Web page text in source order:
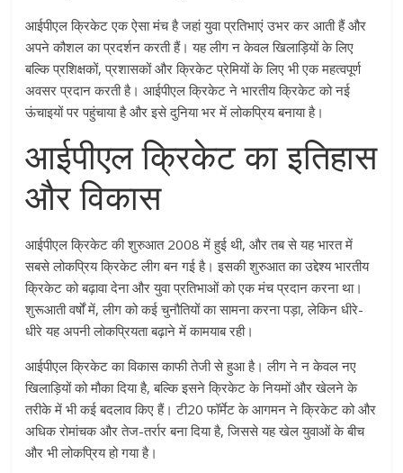
आईपीएल क्रिकेट एक ऐसा मंच है जहां युवा प्रतिभाएं उभर कर आती हैं और
अपने कौशल का प्रदर्शन करती हैं। यह लीग न केवल खिलाड़ियों के लिए
बल्कि प्रशिक्षकों, प्रशासकों और क्रिकेट प्रेमियों के लिए भी एक महत्वपूर्ण
अवसर प्रदान करती है। आईपीएल क्रिकेट ने भारतीय क्रिकेट को नई
ऊंचाइयों पर पहुंचाया है और इसे दुनिया भर में लोकप्रिय बनाया है।
आईपीएल क्रिकेट का इतिहास
और विकास
आईपीएल क्रिकेट की शुरुआत 2008 में हुई थी, और तब से यह भारत में
सबसे लोकप्रिय क्रिकेट लीग बन गई है। इसकी शुरुआत का उद्देश्य भारतीय
क्रिकेट को बढ़ावा देना और युवा प्रतिभाओं को एक मंच प्रदान करना था।
शुरूआती वर्षों में, लीग को कई चुनौतियों का सामना करना पड़ा, लेकिन धीरे-
धीरे यह अपनी लोकप्रियता बढ़ाने में कामयाब रही।
आईपीएल क्रिकेट का विकास काफी तेजी से हुआ है। लीग ने न केवल नए
खिलाड़ियों को मौका दिया है, बल्कि इसने क्रिकेट के नियमों और खेलने के
तरीके में भी कई बदलाव किए हैं। टी20 फॉर्मेट के आगमन ने क्रिकेट को और
अधिक रोमांचक और तेज-तर्रार बना दिया है, जिससे यह खेल युवाओं के बीच
और भी लोकप्रिय हो गया है।